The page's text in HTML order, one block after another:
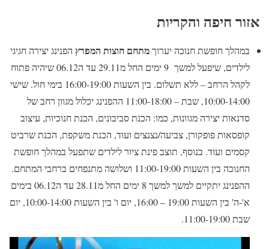
אזור חיפה והקריות
במהלך חופשת חנוכה יערוךמתחם חוצות המפרץ הפנינג יצירה חגיגי
לילדים, שיפעל למשך 9 ימים החל מ29.11 עד ה06.12 שיהיה פתוח
לקהל הרחב – ללא תשלום. בין השעות 16:00-19:00 בימי חול. שישי
10:00-14:00, שבת – 11:00-18:00 ההפנינג יכלול מגוון רחב של
סדנאות יצירה מגוונות, כמו: הכנת סביבונים, הכנת חנוכיות, עיצוב
קופסאות פופקורן, צביעה/נצנצים ועוד, הכנת משקפת, הכנת שרביט
קסמים ועוד. בנוסף, תוצב פינת ציור לילדים שתפעל במהלך חופשת
החנוכה בין השעות 11:00-19:00 ושלושה מתנפחים ברחבי המתחם.
ההפנינג יתקיים למשך למשך 8 ימים החל מ28.11 עד ה06.12 בימים
א'-ה' בין השעות 19:00 – 16:00, יום ו' בין השעות 10:00-14:00, יום
שבת 11:00-19:00.